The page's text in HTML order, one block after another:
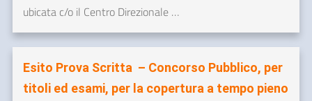
ubicata c/o il Centro Direzionale …
Esito Prova Scritta – Concorso Pubblico, per
titoli ed esami, per la copertura a tempo pieno